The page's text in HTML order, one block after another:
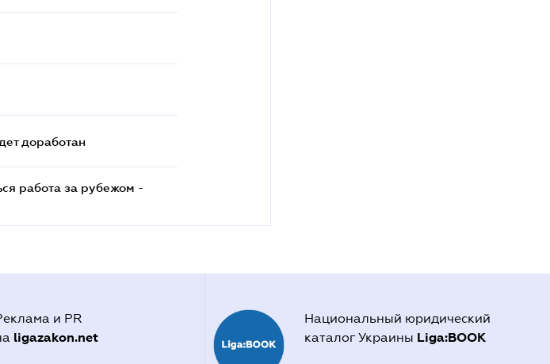
доработан
работа за рубежом -
и PR
ligazakon.net
Национальный юридический
каталог Украины Liga:BOOK